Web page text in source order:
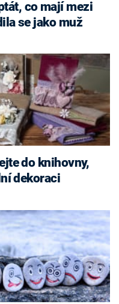
se jako muž
do knihovny,
dekoraci